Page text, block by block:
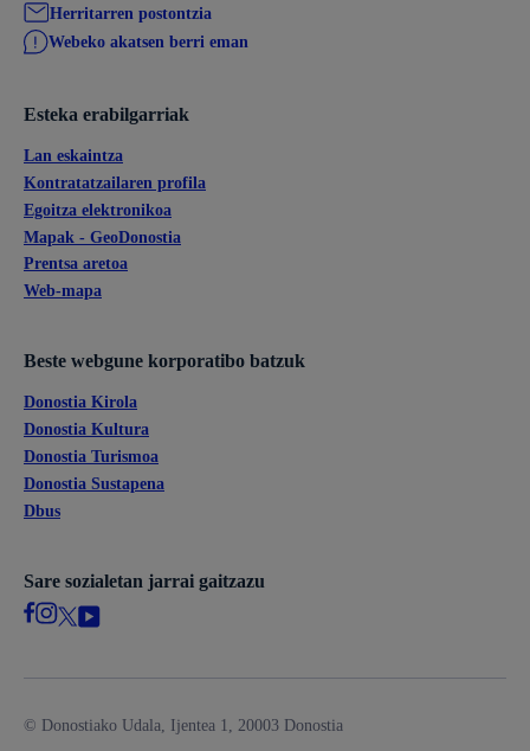
Herritarren postontzia
Webeko akatsen berri eman
Esteka erabilgarriak
Lan eskaintza
Kontratatzailaren profila
Egoitza elektronikoa
Mapak - GeoDonostia
Prentsa aretoa
Web-mapa
Beste webgune korporatibo batzuk
Donostia Kirola
Donostia Kultura
Donostia Turismoa
Donostia Sustapena
Dbus
Sare sozialetan jarrai gaitzazu
© Donostiako Udala, Ijentea 1, 20003 Donostia